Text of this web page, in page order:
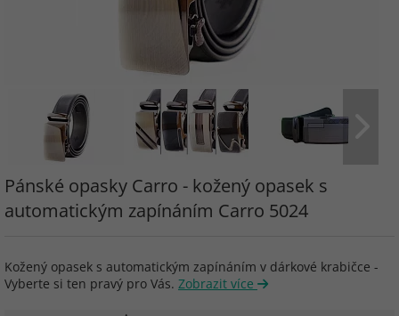
Pánské opasky Carro - kožený opasek s
automatickým zapínáním Carro 5024
Kožený opasek s automatickým zapínáním v dárkové krabičce -
Vyberte si ten pravý pro Vás. Zobrazit více